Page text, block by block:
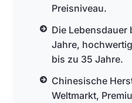
Preisniveau.
Die Lebensdauer
Jahre,
bis zu 35 Jahre.
Chinesische
Weltmarkt,